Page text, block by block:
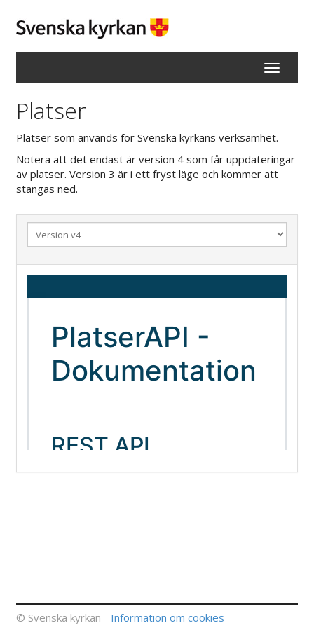
Visa
navigation
Platser
Platser som används för Svenska kyrkans verksamhet.
Notera att det endast är version 4 som får uppdateringar
av platser. Version 3 är i ett fryst läge och kommer att
stängas ned.
© Svenska kyrkan Information om cookies